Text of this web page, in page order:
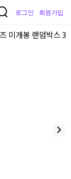
로그인 회원가입